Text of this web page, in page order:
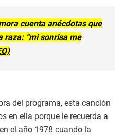
cuenta anécdotas que
raza: “mi sonrisa me
del programa, esta canción
en ella porque le recuerda a
el año 1978 cuando la